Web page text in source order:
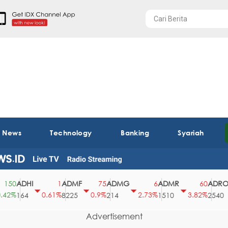
Technology Banking Syariah
ADHI
164
0.61%
ADMF
8225
0.9%
ADMG
214
2.73%
ADMR
1510
3.82%
ADRO
2540
Advertisement